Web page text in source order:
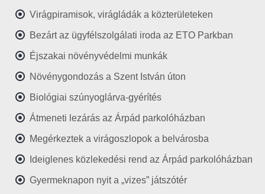
Virágpiramisok, virágládák a közterületeken
Bezárt az ügyfélszolgálati iroda az ETO Parkban
Éjszakai növényvédelmi munkák
Növénygondozás a Szent István úton
Biológiai szúnyoglárva-gyérítés
Átmeneti lezárás az Árpád parkolóházban
Megérkeztek a virágoszlopok a belvárosba
Ideiglenes közlekedési rend az Árpád parkolóházban
Gyermeknapon nyit a „vizes” játszótér